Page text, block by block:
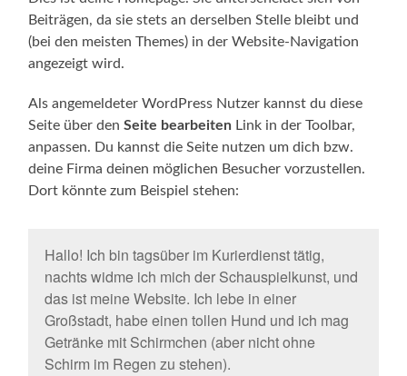
Beiträgen, da sie stets an derselben Stelle bleibt und
(bei den meisten Themes) in der Website-Navigation
angezeigt wird.
Als angemeldeter WordPress Nutzer kannst du diese
Seite über denSeite bearbeiten Link in der Toolbar,
anpassen. Du kannst die Seite nutzen um dich bzw.
deine Firma deinen möglichen Besucher vorzustellen.
Dort könnte zum Beispiel stehen:
Hallo! Ich bin tagsüber im Kurierdienst tätig,
nachts widme ich mich der Schauspielkunst, und
das ist meine Website. Ich lebe in einer
Großstadt, habe einen tollen Hund und ich mag
Getränke mit Schirmchen (aber nicht ohne
Schirm im Regen zu stehen).